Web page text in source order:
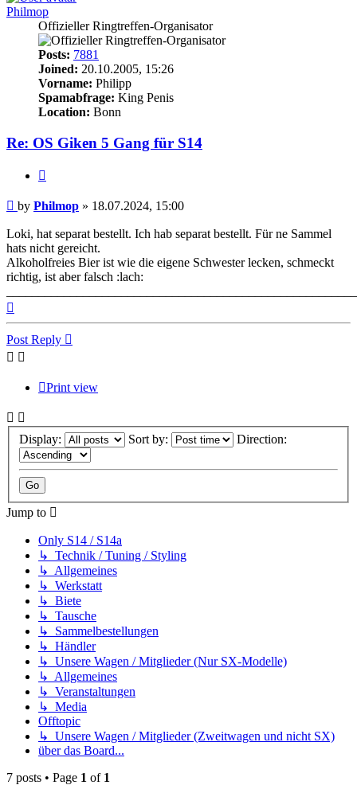
Philmop
Offizieller Ringtreffen-Organisator
Posts: 7881
Joined: 20.10.2005, 15:26
Vorname: Philipp
Spamabfrage: King Penis
Location: Bonn
Re: OS Giken 5 Gang für S14
Post
by Philmop » 18.07.2024, 15:00
Loki, hat separat bestellt. Ich hab separat bestellt. Für ne Sammel
hats nicht gereicht.
Alkoholfreies Bier ist wie die eigene Schwester lecken, schmeckt
richtig, ist aber falsch :lach:
Post Reply
Print view
Display: Sort by: Direction:
Jump to
Only S14 / S14a
↳ Technik / Tuning / Styling
↳ Allgemeines
↳ Werkstatt
↳ Biete
↳ Tausche
↳ Sammelbestellungen
↳ Händler
↳ Unsere Wagen / Mitglieder (Nur SX-Modelle)
↳ Allgemeines
↳ Veranstaltungen
↳ Media
Offtopic
↳ Unsere Wagen / Mitglieder (Zweitwagen und nicht SX)
über das Board...
7 posts • Page 1 of 1